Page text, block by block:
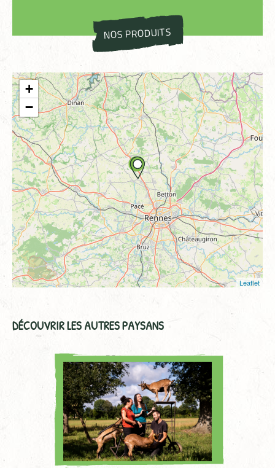
NOS PRODUITS
+
−
Leaflet
DÉCOUVRIR LES AUTRES PAYSANS